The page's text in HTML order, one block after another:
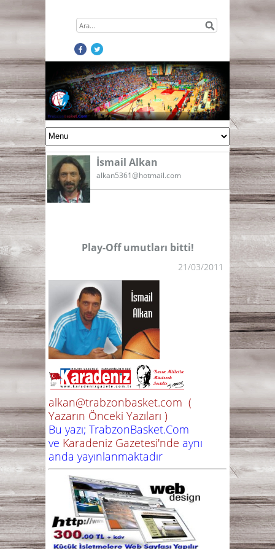
İsmail Alkan
alkan5361@hotmail.com
Play-Off umutları bitti!
21/03/2011
alkan@trabzonbasket.com (
Yazarın Önceki Yazıları )
Bu yazı; TrabzonBasket.Com
ve Karadeniz Gazetesi'nde aynı
anda yayınlanmaktadır